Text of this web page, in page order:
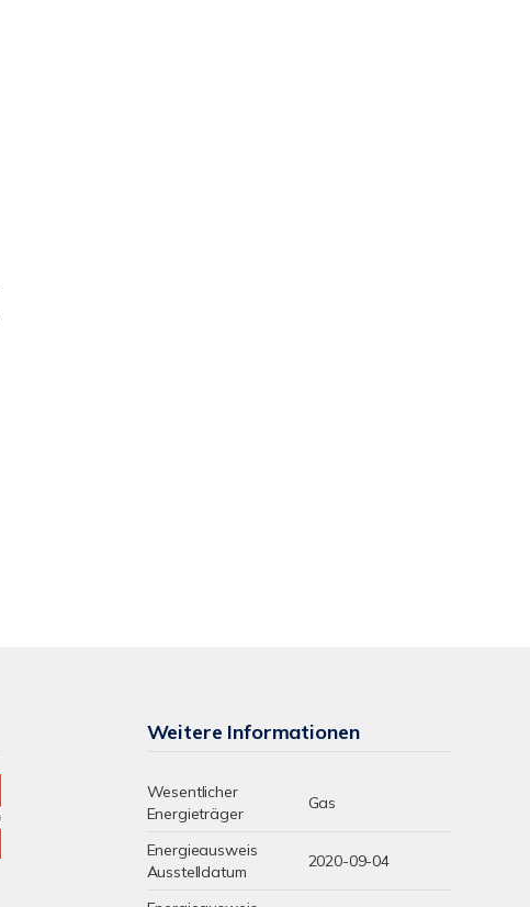
Weitere Informationen
Wesentlicher
Energieträger
Gas
Energieausweis
Ausstelldatum
2020-09-04